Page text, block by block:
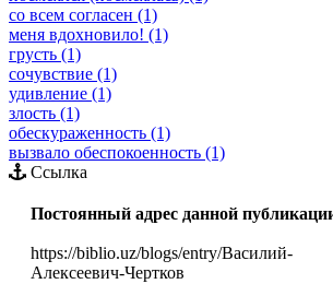
со всем согласен (1)
меня вдохновило! (1)
грусть (1)
сочувствие (1)
удивление (1)
злость (1)
обескураженность (1)
вызвало обеспокоенность (1)
Ссылка
Постоянный адрес данной
https://biblio.uz/blogs/entry/Василий-
Алексеевич-Чертков